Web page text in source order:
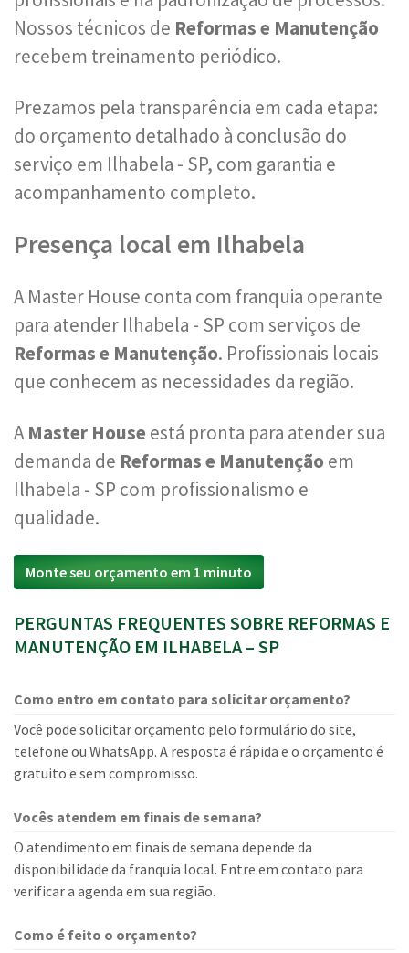
Nossos técnicos de Reformas e Manutenção
recebem treinamento periódico.
Prezamos pela transparência em cada etapa:
do orçamento detalhado à conclusão do
serviço em Ilhabela - SP, com garantia e
acompanhamento completo.
Presença local em Ilhabela
A Master House conta com franquia operante
para atender Ilhabela - SP com serviços de
Reformas e Manutenção. Profissionais locais
que conhecem as necessidades da região.
AMaster House está pronta para atender sua
demanda de Reformas e Manutenção em
Ilhabela - SP com profissionalismo e
qualidade.
Monte seu orçamento em 1 minuto
PERGUNTAS FREQUENTES SOBRE REFORMAS E
MANUTENÇÃO EM ILHABELA – SP
Como entro em contato para solicitar orçamento?
Você pode solicitar orçamento pelo formulário do site,
telefone ou WhatsApp. A resposta é rápida e o orçamento é
gratuito e sem compromisso.
Vocês atendem em finais de semana?
O atendimento em finais de semana depende da
disponibilidade da franquia local. Entre em contato para
verificar a agenda em sua região.
Como é feito o orçamento?